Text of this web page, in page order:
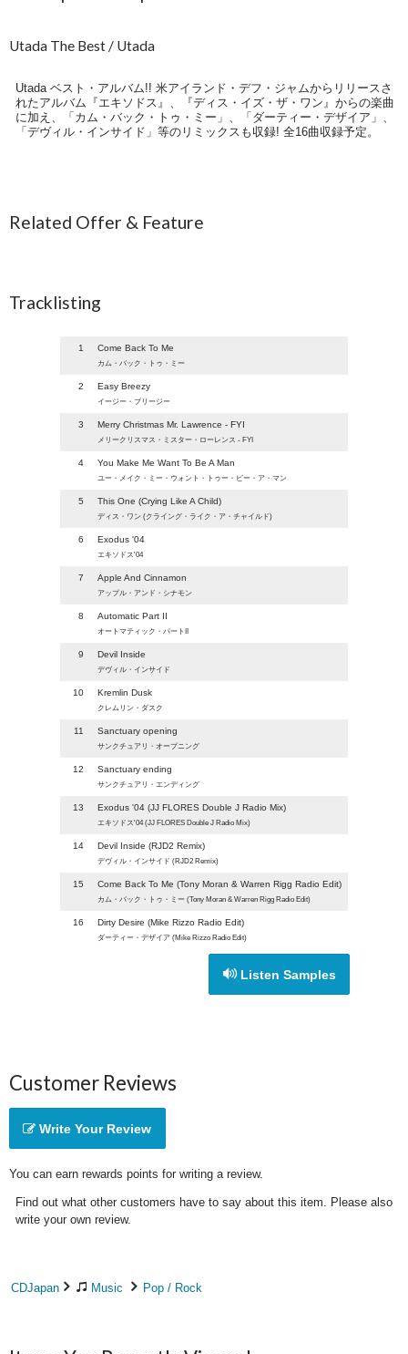
Utada The Best / Utada
Utada ベスト・アルバム!! 米アイランド・デフ・ジャムからリリースさ
れたアルバム『エキソドス』、『ディス・イズ・ザ・ワン』からの楽曲
に加え、「カム・バック・トゥ・ミー」、「ダーティー・デザイア」、
「デヴィル・インサイド」等のリミックスも収録! 全16曲収録予定。
Related Offer & Feature
Tracklisting
1 Come Back To Me
カム・バック・トゥ・ミー
2 Easy Breezy
イージー・ブリージー
3 Merry Christmas Mr. Lawrence - FYI
メリークリスマス・ミスター・ローレンス - FYI
4 You Make Me Want To Be A Man
ユー・メイク・ミー・ウォント・トゥー・ビー・ア・マン
5 This One (Crying Like A Child)
ディス・ワン (クライング・ライク・ア・チャイルド)
6 Exodus '04
エキソドス'04
7 Apple And Cinnamon
アップル・アンド・シナモン
8 Automatic Part II
オートマティック・パートII
9 Devil Inside
デヴィル・インサイド
10 Kremlin Dusk
クレムリン・ダスク
11 Sanctuary opening
サンクチュアリ・オープニング
12 Sanctuary ending
サンクチュアリ・エンディング
13 Exodus '04 (JJ FLORES Double J Radio Mix)
エキソドス'04 (JJ FLORES Double J Radio Mix)
14 Devil Inside (RJD2 Remix)
デヴィル・インサイド (RJD2 Remix)
15 Come Back To Me (Tony Moran & Warren Rigg Radio Edit)
カム・バック・トゥ・ミー (Tony Moran & Warren Rigg Radio Edit)
16 Dirty Desire (Mike Rizzo Radio Edit)
ダーティー・デザイア (Mike Rizzo Radio Edit)
Listen Samples
Customer Reviews
Write Your Review
You can earn rewards points for writing a review.
Find out what other customers have to say about this item. Please also
write your own review.
CDJapan Music Pop / Rock